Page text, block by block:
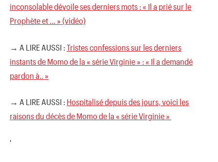
inconsolable dévoile ses derniers mots : « Il a prié sur le
Prophète et … » (vidéo)
→ A LIRE AUSSI : Tristes confessions sur les derniers
instants de Momo de la « série Virginie » : « Il a demandé
pardon à.. »
→ A LIRE AUSSI : Hospitalisé depuis des jours, voici les
raisons du décès de Momo de la « série Virginie »
'